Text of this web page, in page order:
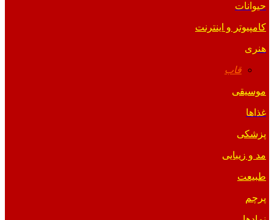
حیوانات
کامپیوتر و اینترنت
هنری
قاب
موسیقی
غذاها
پزشکی
مد و زیبایی
طبیعت
پرچم